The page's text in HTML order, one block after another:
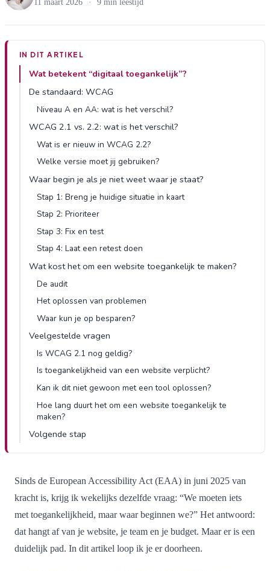
11 maart 2026 · 9 min leestijd
IN DIT ARTIKEL
Wat betekent “digitaal toegankelijk”?
De standaard: WCAG
Niveau A en AA: wat is het verschil?
WCAG 2.1 vs. 2.2: wat is het verschil?
Wat is er nieuw in WCAG 2.2?
Welke versie moet jij gebruiken?
Waar begin je als je niet weet waar je staat?
Stap 1: Breng je huidige situatie in kaart
Stap 2: Prioriteer
Stap 3: Fix en test
Stap 4: Laat een retest doen
Wat kost het om een website toegankelijk te maken?
De audit
Het oplossen van problemen
Waar kun je op besparen?
Veelgestelde vragen
Is WCAG 2.1 nog geldig?
Is toegankelijkheid van een website verplicht?
Kan ik dit niet gewoon met een tool oplossen?
Hoe lang duurt het om een website toegankelijk te
maken?
Volgende stap
Sinds de European Accessibility Act (EAA) in juni 2025 van
kracht is, krijg ik wekelijks dezelfde vraag: “We moeten iets
met toegankelijkheid, maar waar beginnen we?” Het antwoord:
dat hangt af van je website, je team en je budget. Maar er is een
duidelijk pad. In dit artikel loop ik je er doorheen.